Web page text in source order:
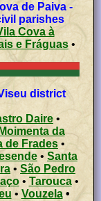
de Paiva -
parishes
Cova à
e Fráguas•
Daire •
da
de Frades •
• Santa
• São Pedro
• Tarouca•
•Vouzela •